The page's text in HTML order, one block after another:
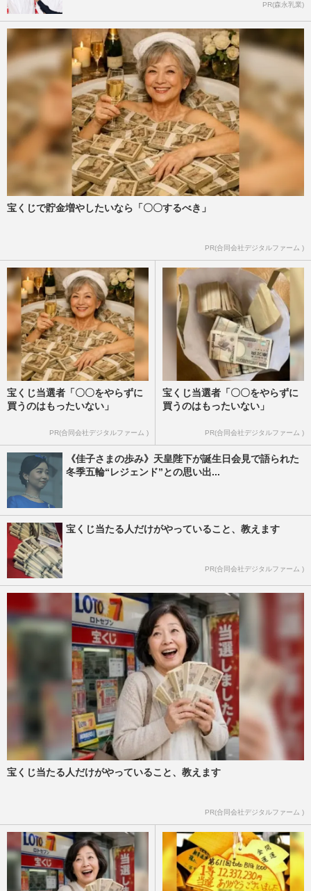
PR(森永乳業)
宝くじで貯金増やしたいなら「〇〇するべき」
PR(合同会社デジタルファーム )
宝くじ当選者「〇〇をやらずに
買うのはもったいない」
PR(合同会社デジタルファーム )
宝くじ当選者「〇〇をやらずに
買うのはもったいない」
PR(合同会社デジタルファーム )
《佳子さまの歩み》天皇陛下が誕生日会見で語られた
冬季五輪“レジェンド”との思い出...
宝くじ当たる人だけがやっていること、教えます
PR(合同会社デジタルファーム )
宝くじ当たる人だけがやっていること、教えます
PR(合同会社デジタルファーム )